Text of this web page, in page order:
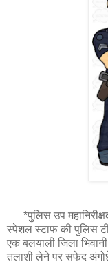
*पुलिस उप
स्पेशल स्टाफ की पुलिस
एक बलयाली जिला
तलाशी लेने पर सफेद